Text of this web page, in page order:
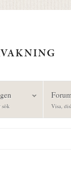
sök
Forum
Visa,